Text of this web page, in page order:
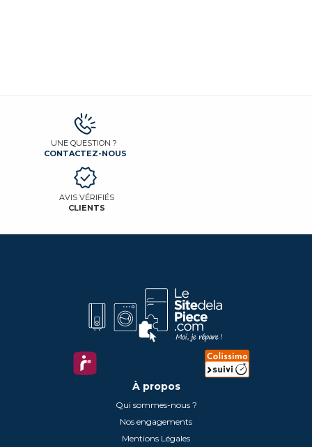
UNE QUESTION ?
CONTACTEZ-NOUS
AVIS VÉRIFIÉS
CLIENTS
À propos
Qui sommes-nous ?
Nos engagements
Mentions Légales